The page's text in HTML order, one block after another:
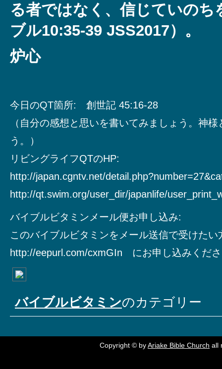
る者ではなく、信じていのち
ブル10:35-39 JSS2017）。
炉心
今日のQT箇所: 創世記 45:16-28
（自分の感想と思いを書いてみましょう。神
う。）
リビングライフQTのHP:
http://japan.cgntv.net/
http://qt.swim.org/user_dir/japanlife/
バイブルビタミンメール便お申し込み:
このバイブルビタミンをメール送信で受けたい
http://eepurl.com/cxmGIn にお申し込みくだ
バイブルビタミンのカテゴリー
Copyright © byAriake Bible Church all